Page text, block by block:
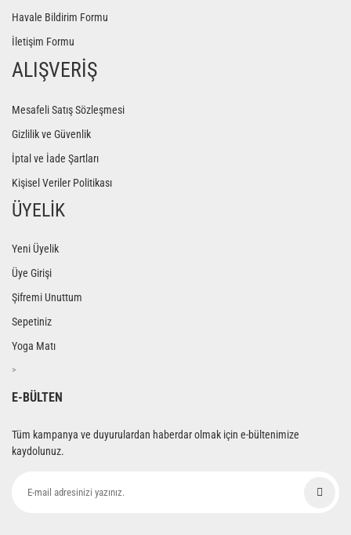
Havale Bildirim Formu
İletişim Formu
ALIŞVERİŞ
Mesafeli Satış Sözleşmesi
Gizlilik ve Güvenlik
İptal ve İade Şartları
Kişisel Veriler Politikası
ÜYELİK
Yeni Üyelik
Üye Girişi
Şifremi Unuttum
Sepetiniz
Yoga Matı
>
E-BÜLTEN
Tüm kampanya ve duyurulardan haberdar olmak için e-bültenimize
kaydolunuz.